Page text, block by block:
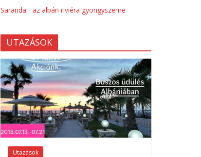
Saranda - az albán riviéra gyöngyszeme
UTAZÁSOK
Utazások